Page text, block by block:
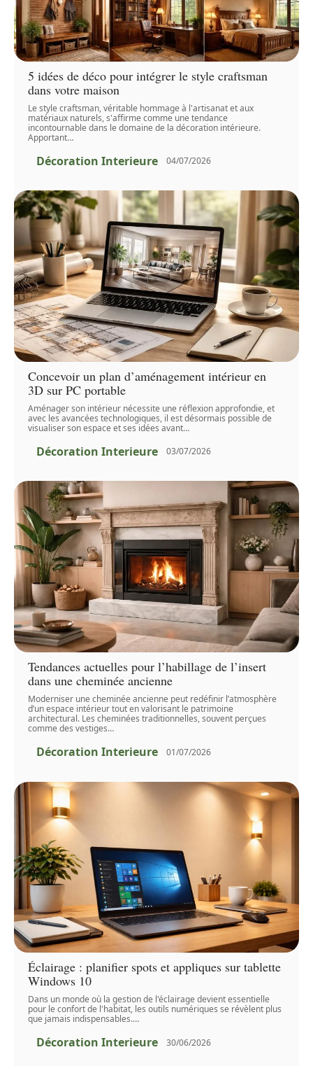
5 idées de déco pour intégrer le style craftsman
dans votre maison
Le style craftsman, véritable hommage à l'artisanat et aux
matériaux naturels, s'affirme comme une tendance
incontournable dans le domaine de la décoration intérieure.
Apportant…
Décoration Interieure 04/07/2026
Concevoir un plan d’aménagement intérieur en
3D sur PC portable
Aménager son intérieur nécessite une réflexion approfondie, et
avec les avancées technologiques, il est désormais possible de
visualiser son espace et ses idées avant…
Décoration Interieure 03/07/2026
Tendances actuelles pour l’habillage de l’insert
dans une cheminée ancienne
Moderniser une cheminée ancienne peut redéfinir l’atmosphère
d’un espace intérieur tout en valorisant le patrimoine
architectural. Les cheminées traditionnelles, souvent perçues
comme des vestiges…
Décoration Interieure 01/07/2026
Éclairage : planifier spots et appliques sur tablette
Windows 10
Dans un monde où la gestion de l'éclairage devient essentielle
pour le confort de l'habitat, les outils numériques se révèlent plus
que jamais indispensables.…
Décoration Interieure 30/06/2026